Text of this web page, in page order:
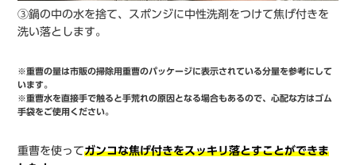
③鍋の中の水を捨て、スポンジに中性洗剤をつけて焦げ付きを
洗い落とします。
※重曹の量は市販の掃除用重曹のパッケージに表示されている分量を参考にして
います。
※重曹水を直接手で触ると手荒れの原因となる場合もあるので、心配な方はゴム
手袋をご使用ください。
重曹を使ってガンコな焦げ付きをスッキリ落とすことができま